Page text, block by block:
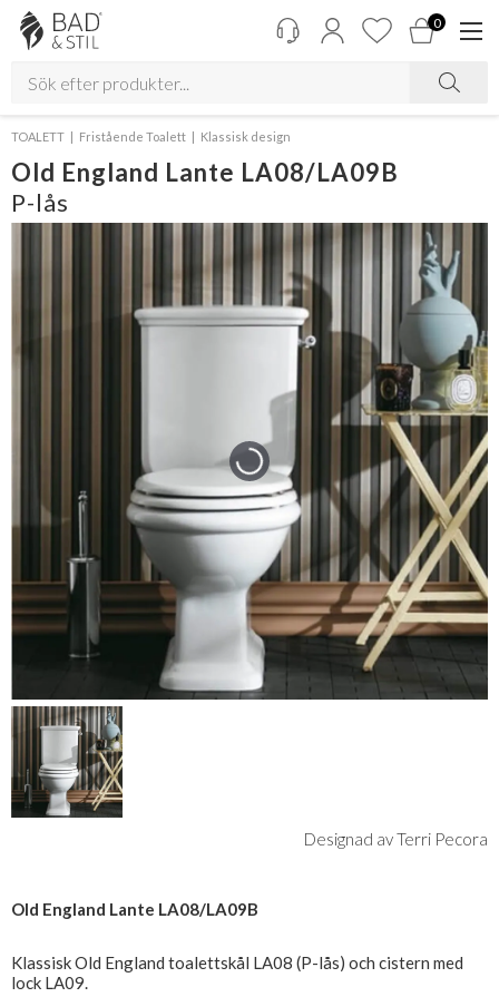
0
TOALETT Fristående Toalett Klassisk design
Old England Lante LA08/LA09B
P-lås
Designad av Terri Pecora
Old England Lante LA08/LA09B
Klassisk Old England toalettskål LA08 (P-lås) och cistern med
lock LA09.